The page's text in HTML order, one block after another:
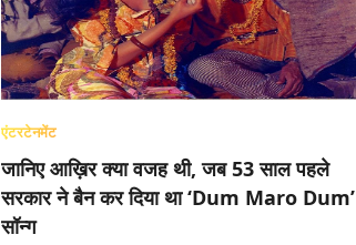
एंटरटेनमेंट
जानिए आख़िर क्या वजह थी, जब 53 साल पहले
सरकार ने बैन कर दिया था ‘Dum Maro Dum’
सॉन्ग